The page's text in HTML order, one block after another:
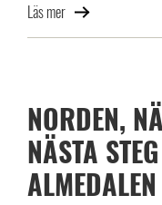
Läs mer
NORDEN,
NÄSTA